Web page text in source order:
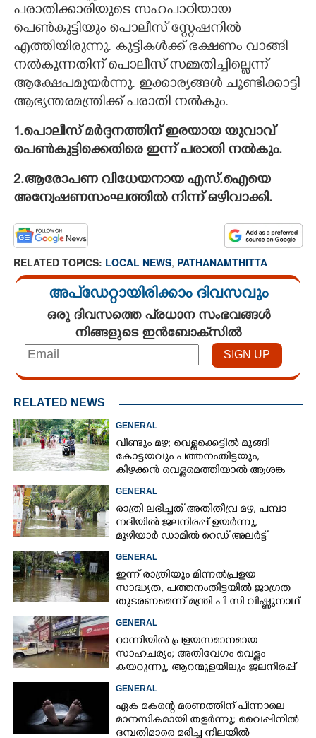
പരാതിക്കാരിയുടെ സഹപാഠിയായ
പെൺകുട്ടിയും പൊലീസ് സ്റ്റേഷനിൽ
എത്തിയിരുന്നു. കുട്ടികൾക്ക് ഭക്ഷണം വാങ്ങി
നൽകുന്നതിന് പൊലീസ് സമ്മതിച്ചില്ലെന്ന്
ആക്ഷേപമുയർന്നു. ഇക്കാര്യങ്ങൾ ചൂണ്ടിക്കാട്ടി
ആഭ്യന്തരമന്ത്രിക്ക് പരാതി നൽകും.
1.പൊലീസ് മർദ്ദനത്തിന് ഇരയായ യുവാവ്
പെൺകുട്ടിക്കെതിരെ ഇന്ന് പരാതി നൽകും.
2.ആരോപണ വിധേയനായ എസ്.ഐയെ
അന്വേഷണസംഘത്തിൽ നിന്ന് ഒഴിവാക്കി.
RELATED TOPICS: LOCAL NEWS, PATHANAMTHITTA
അപ്ഡേറ്റായിരിക്കാം ദിവസവും
ഒരു ദിവസത്തെ പ്രധാന സംഭവങ്ങൾ
നിങ്ങളുടെ ഇൻബോക്സിൽ
RELATED NEWS
GENERAL
വീണ്ടും മഴ; വെള്ളക്കെട്ടിൽ മുങ്ങി
കോട്ടയവും പത്തനംതിട്ടയും,
കിഴക്കൻ വെള്ളമെത്തിയാൽ ആശങ്ക
GENERAL
രാത്രി ലഭിച്ചത് അതിതീവ്ര മഴ, പമ്പാ
നദിയിൽ ജലനിരപ്പ് ഉയർന്നു,
മൂഴിയാർ ഡാമിൽ റെഡ് അലർട്ട്
GENERAL
ഇന്ന് രാത്രിയും മിന്നൽപ്രളയ
സാദ്ധ്യത,​ പത്തനംതിട്ടയിൽ ജാഗ്രത
തുടരണമെന്ന് മന്ത്രി പി സി വിഷ്ണുനാഥ്
GENERAL
റാന്നിയിൽ പ്രളയസമാനമായ
സാഹചര്യം; അതിവേഗം വെള്ളം
കയറുന്നു, ആറന്മുളയിലും ജലനിരപ്പ്
GENERAL
ഏക മകന്റെ മരണത്തിന് പിന്നാലെ
മാനസികമായി തളർന്നു; വൈപ്പിനിൽ
ദമ്പതിമാരെ മരിച്ച നിലയിൽ